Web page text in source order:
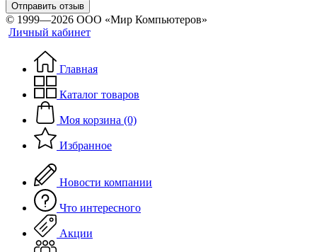
Отправить отзыв
© 1999—2026 ООО «Мир Компьютеров»
Личный кабинет
Главная
Каталог товаров
Моя корзина (0)
Избранное
Новости компании
Что интересного
Акции